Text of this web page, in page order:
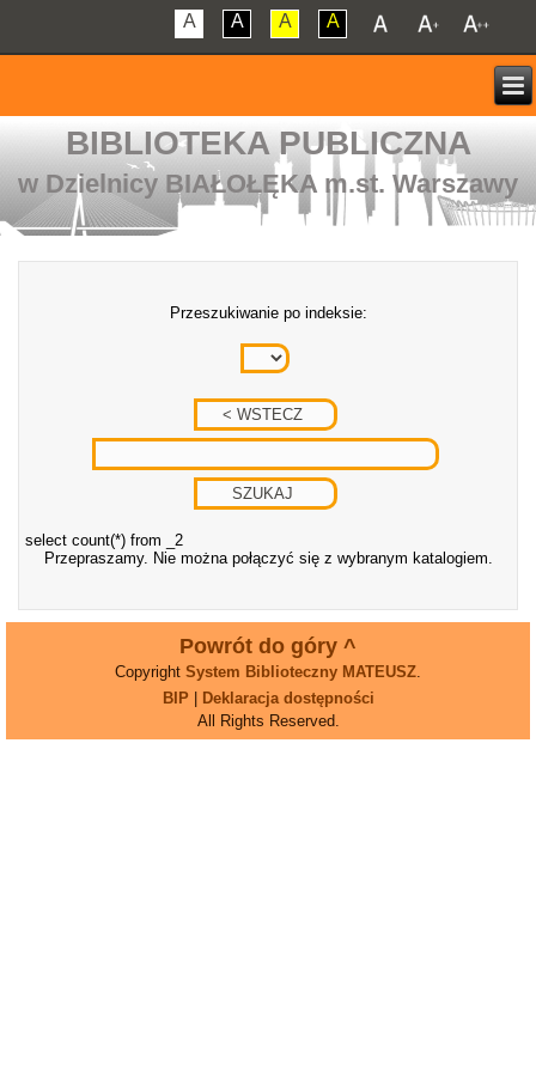
A A A A
BIBLIOTEKA PUBLICZNA
w Dzielnicy BIAŁOŁĘKA m.st. Warszawy
Przeszukiwanie po indeksie:
select count(*) from _2
Przepraszamy. Nie można połączyć się z wybranym katalogiem.
Powrót do góry ^
Copyright System Biblioteczny MATEUSZ
BIP | Deklaracja dostępności
All Rights Reserved.